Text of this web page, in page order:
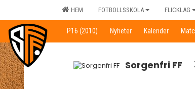
HEM FOTBOLLSSKOLA FLICKLAG
P16 (2010) Nyheter Kalender
Sorgenfri FF